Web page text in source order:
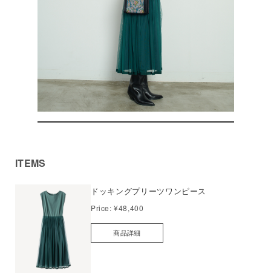
ITEMS
ドッキングプリーツワンピース
Price:¥48,400
商品詳細